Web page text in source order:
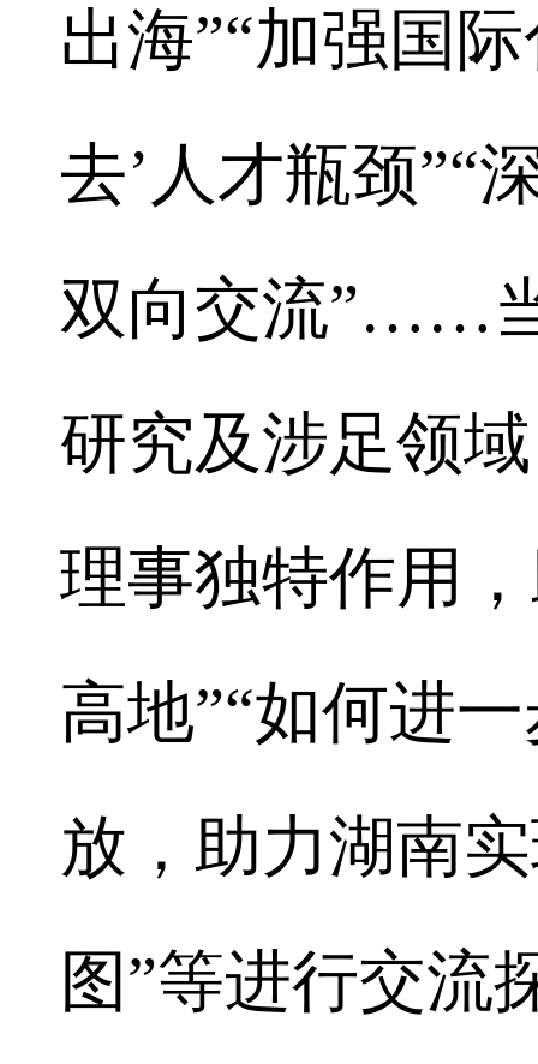
出海”“加强国
去’人才瓶颈”“
双向交流”……
研究及涉足领
理事独特作用
高地”“如何进
放，助力湖南
图”等进行交流